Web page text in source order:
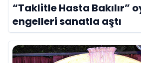
“Taklitle Hasta Bakılır”
engelleri sanatla aştı